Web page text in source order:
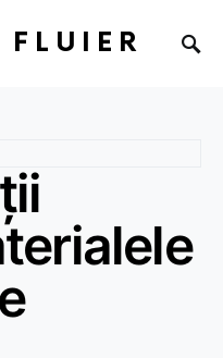
FLUIER